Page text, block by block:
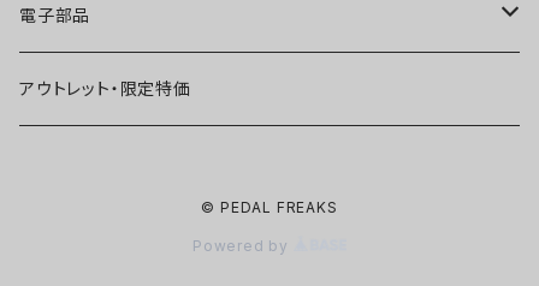
プリアンプ
空間系
ファズ
空間系
ディストーション
ファズ
ディストーション
ファズ
スイッチ
ジャック
電子部品
IC
アウトレット・限定特価
© PEDAL FREAKS
Powered by